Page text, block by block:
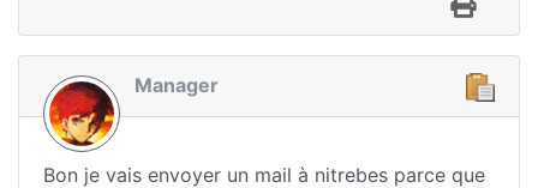
Manager
Bon je vais envoyer un mail à nitrebes parce que